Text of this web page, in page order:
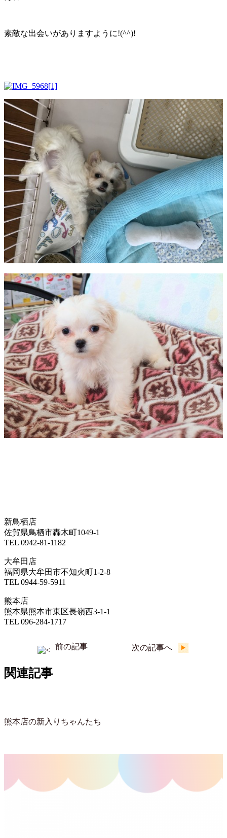
素敵な出会いがありますように!(^^)!
新鳥栖店
佐賀県鳥栖市轟木町1049-1
TEL 0942-81-1182
大牟田店
福岡県大牟田市不知火町1-2-8
TEL 0944-59-5911
熊本店
熊本県熊本市東区長嶺西3-1-1
TEL 096-284-1717
前の記事 次の記事へ
関連記事
熊本店の新入りちゃんたち